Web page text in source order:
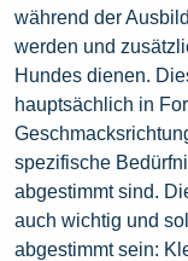
während der
werden und
Hundes dienen.
hauptsächlich in
spezifische
abgestimmt sind.
auch wichtig und
abgestimmt sein: